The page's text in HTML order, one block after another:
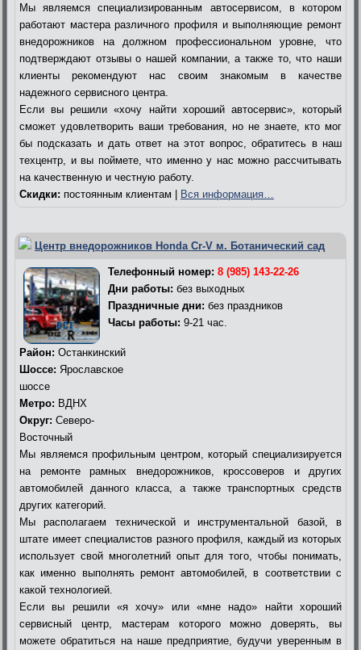
Мы являемся специализированным автосервисом, в котором
работают мастера различного профиля и выполняющие ремонт
внедорожников на должном профессиональном уровне, что
подтверждают отзывы о нашей компании, а также то, что наши
клиенты рекомендуют нас своим знакомым в качестве
надежного сервисного центра.
Если вы решили «хочу найти хороший автосервис», который
сможет удовлетворить ваши требования, но не знаете, кто мог
бы подсказать и дать ответ на этот вопрос, обратитесь в наш
техцентр, и вы поймете, что именно у нас можно рассчитывать
на качественную и честную работу.
Скидки: постоянным клиентам | Вся информация…
Центр внедорожников Honda Cr-V м. Ботанический сад
Телефонный номер: 8 (985) 143-22-26
Дни работы: без выходных
Праздничные дни: без праздников
Часы работы: 9-21 час.
Район: Останкинский
Шоссе: Ярославское
шоссе
Метро: ВДНХ
Округ: Северо-
Восточный
Мы являемся профильным центром, который специализируется
на ремонте рамных внедорожников, кроссоверов и других
автомобилей данного класса, а также транспортных средств
других категорий.
Мы располагаем технической и инструментальной базой, в
штате имеет специалистов разного профиля, каждый из которых
использует свой многолетний опыт для того, чтобы понимать,
как именно выполнять ремонт автомобилей, в соответствии с
какой технологией.
Если вы решили «я хочу» или «мне надо» найти хороший
сервисный центр, мастерам которого можно доверять, вы
можете обратиться на наше предприятие, будучи уверенным в